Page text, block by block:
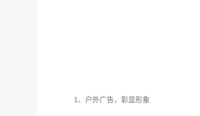
1、户外广告，彰显形象